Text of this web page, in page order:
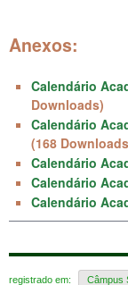
Anexos:
Calendário
Downloads)
Calendário
(168
Calendário
Calendário
Calendário
registrado em: Câmpus